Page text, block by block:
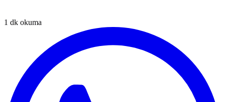
1 dk okuma